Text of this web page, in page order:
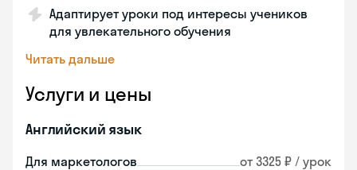
Адаптирует уроки под интересы учеников
для увлекательного обучения
Читать дальше
Услуги и цены
Английский язык
Для маркетологов от 3325 ₽ / урок